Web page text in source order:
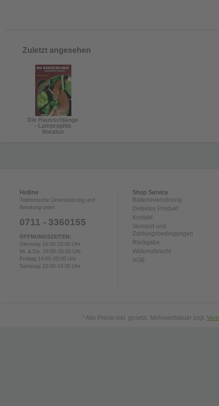
Zuletzt angesehen
Die Hausschlange
- Lamprophis
lineatus
Hotline
Telefonische Unterstützung und
Beratung unter:
0711 - 3360155
ÖFFNUNGSZEITEN:
Dienstag 16:00-20:00 Uhr
Mi. & Do. 18:00-20:00 Uhr
Freitag 14:00-20:00 Uhr
Samstag 10:00-14:00 Uhr
Shop Service
Batterieverodnung
Defektes Produkt
Kontakt
Versand und
Zahlungsbedingungen
Rückgabe
Widerrufsrecht
AGB
* Alle Preise inkl. gesetzl. Mehrwertsteuer zzgl.